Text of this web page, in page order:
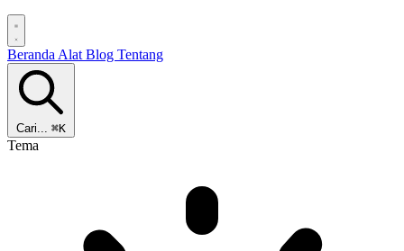
Beranda Alat Blog Tentang
Cari... ⌘K
Tema